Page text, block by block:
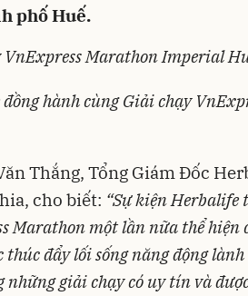
phố Huế.
VnExpress Marathon Imperial
hành cùng Giải chạy
Thắng, Tổng Giám Đốc
cho biết: “Sự kiện
Marathon một lần nữa thể hiện
thúc đẩy lối sống năng động
những giải chạy có uy tín và